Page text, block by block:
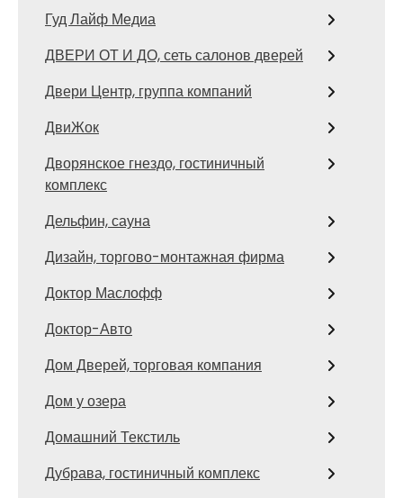
Гуд Лайф Медиа
ДВЕРИ ОТ И ДО, сеть салонов дверей
Двери Центр, группа компаний
ДвиЖок
Дворянское гнездо, гостиничный
комплекс
Дельфин, сауна
Дизайн, торгово-монтажная фирма
Доктор Маслофф
Доктор-Авто
Дом Дверей, торговая компания
Дом у озера
Домашний Текстиль
Дубрава, гостиничный комплекс